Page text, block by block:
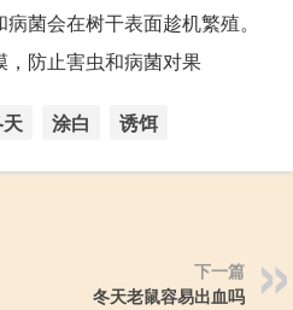
菌会在树干表面趁机繁殖。
防止害虫和病菌对果
涂白 诱饵
下一篇
冬天老鼠容易出血吗